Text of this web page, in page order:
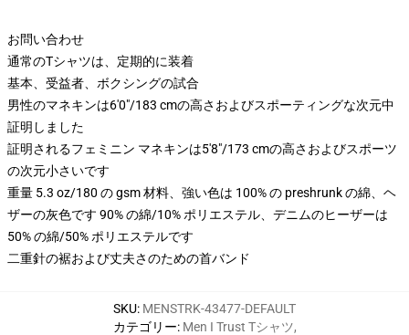
お問い合わせ
通常のTシャツは、定期的に装着
基本、受益者、ボクシングの試合
男性のマネキンは6'0"/183 cmの高さおよびスポーティングな次元中
証明しました
証明されるフェミニン マネキンは5'8"/173 cmの高さおよびスポーツ
の次元小さいです
重量 5.3 oz/180 の gsm 材料、強い色は 100% の preshrunk の綿、ヘ
ザーの灰色です 90% の綿/10% ポリエステル、デニムのヒーザーは
50% の綿/50% ポリエステルです
二重針の裾および丈夫さのための首バンド
SKU: MENSTRK-43477-DEFAULT
カテゴリー: Men I Trust Tシャツ,